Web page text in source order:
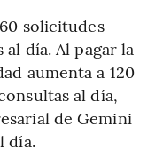
solicitudes
día. Al pagar la
aumenta a 120
al día,
de Gemini
día.